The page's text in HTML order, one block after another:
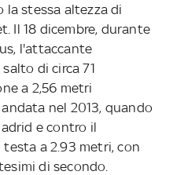
la stessa altezza di
Il 18 dicembre, durante
l'attaccante
di circa 71
a 2,56 metri
nel 2013, quando
e contro il
a 2.93 metri, con
di secondo.